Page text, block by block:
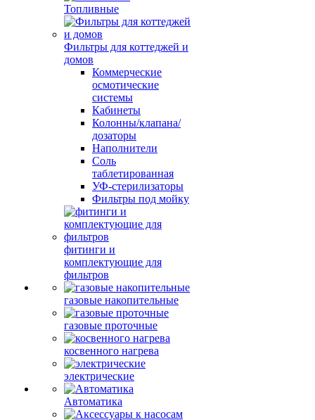
Топливные
Фильтры для коттеджей и
домов
Коммерческие
осмотические
системы
Кабинеты
Колонны/клапана/
дозаторы
Наполнители
Соль
таблетированная
УФ-стерилизаторы
Фильтры под мойку
фитинги и
комплектующие для
фильтров
газовые накопительные
газовые проточные
косвенного нагрева
электрические
Автоматика